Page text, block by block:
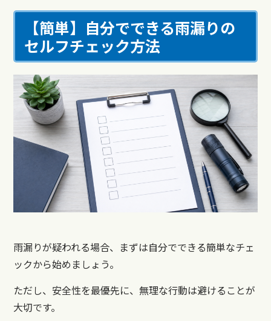
【簡単】自分でできる雨漏りの
セルフチェック方法
雨漏りが疑われる場合、まずは自分でできる簡単なチェ
ックから始めましょう。
ただし、安全性を最優先に、無理な行動は避けることが
大切です。